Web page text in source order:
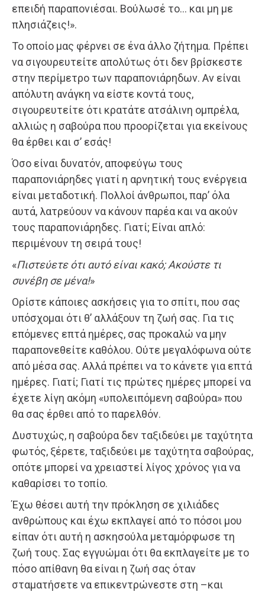
επειδή παραπονιέσαι. Βούλωσέ το… και μη με
πλησιάζεις!».
Το οποίο μας φέρνει σε ένα άλλο ζήτημα. Πρέπει
να σιγουρευτείτε απολύτως ότι δεν βρίσκεστε
στην περίμετρο των παραπονιάρηδων. Αν είναι
απόλυτη ανάγκη να είστε κοντά τους,
σιγουρευτείτε ότι κρατάτε ατσάλινη ομπρέλα,
αλλιώς η σαβούρα που προορίζεται για εκείνους
θα έρθει και σ’ εσάς!
Όσο είναι δυνατόν, αποφεύγω τους
παραπονιάρηδες γιατί η αρνητική τους ενέργεια
είναι μεταδοτική. Πολλοί άνθρωποι, παρ’ όλα
αυτά, λατρεύουν να κάνουν παρέα και να ακούν
τους παραπονιάρηδες. Γιατί; Είναι απλό:
περιμένουν τη σειρά τους!
«Πιστεύετε ότι αυτό είναι κακό; Ακούστε τι
συνέβη σε μένα!»
Ορίστε κάποιες ασκήσεις για το σπίτι, που σας
υπόσχομαι ότι θ’ αλλάξουν τη ζωή σας. Για τις
επόμενες επτά ημέρες, σας προκαλώ να μην
παραπονεθείτε καθόλου. Ούτε μεγαλόφωνα ούτε
από μέσα σας. Αλλά πρέπει να το κάνετε για επτά
ημέρες. Γιατί; Γιατί τις πρώτες ημέρες μπορεί να
έχετε λίγη ακόμη «υπολειπόμενη σαβούρα» που
θα σας έρθει από το παρελθόν.
Δυστυχώς, η σαβούρα δεν ταξιδεύει με ταχύτητα
φωτός, ξέρετε, ταξιδεύει με ταχύτητα σαβούρας,
οπότε μπορεί να χρειαστεί λίγος χρόνος για να
καθαρίσει το τοπίο.
Έχω θέσει αυτή την πρόκληση σε χιλιάδες
ανθρώπους και έχω εκπλαγεί από το πόσοι μου
είπαν ότι αυτή η ασκησούλα μεταμόρφωσε τη
ζωή τους. Σας εγγυώμαι ότι θα εκπλαγείτε με το
πόσο απίθανη θα είναι η ζωή σας όταν
σταματήσετε να επικεντρώνεστε στη –και